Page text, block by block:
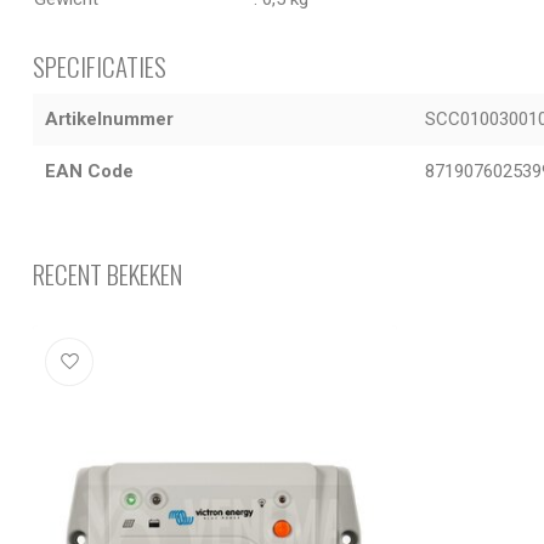
SPECIFICATIES
Artikelnummer
EAN Code
RECENT BEKEKEN